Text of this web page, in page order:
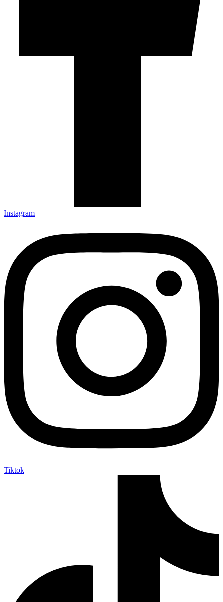
Instagram
Tiktok